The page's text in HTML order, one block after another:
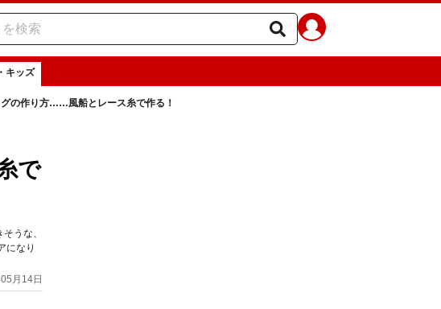
キッズ
の作り方……風船とレース糸で作る！
で
うな、
になり
月14日